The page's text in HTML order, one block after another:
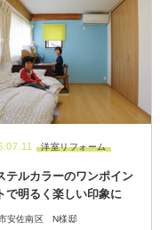
洋室リフォーム
テルカラーのワンポイン
トで明るく楽しい印象に
安佐南区 N様邸